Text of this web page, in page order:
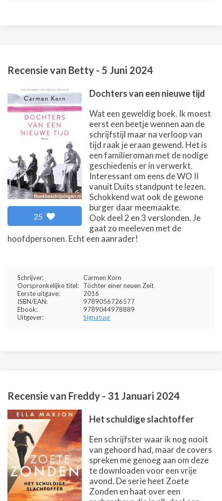
Recensie van Betty - 5 Juni 2024
25
Dochters van een nieuwe tijd
Wat een geweldig boek. Ik moest
eerst een beetje wennen aan de
schrijfstijl maar na verloop van
tijd raak je eraan gewend. Het is
een familieroman met de nodige
geschiedenis er in verwerkt.
Interessant om eens de WO II
vanuit Duits standpunt te lezen.
Schokkend wat ook de gewone
burger daar meemaakte.
Ook deel 2 en 3 verslonden. Je
gaat zo meeleven met de
hoofdpersonen. Echt een aanrader!
Schrijver:
Carmen Korn
Oorspronkelijke titel:
Töchter einer neuen Zeit
Eerste uitgave:
2016
ISBN/EAN:
9789056726577
Ebook:
9789044978889
Uitgever:
Signatuur
Recensie van Freddy - 31 Januari 2024
Het schuldige slachtoffer
Een schrijfster waar ik nog nooit
van gehoord had, maar de covers
spreken me genoeg aan om deze
te downloaden voor een vrije
avond. De serie heet Zoete
Zonden en haat over een